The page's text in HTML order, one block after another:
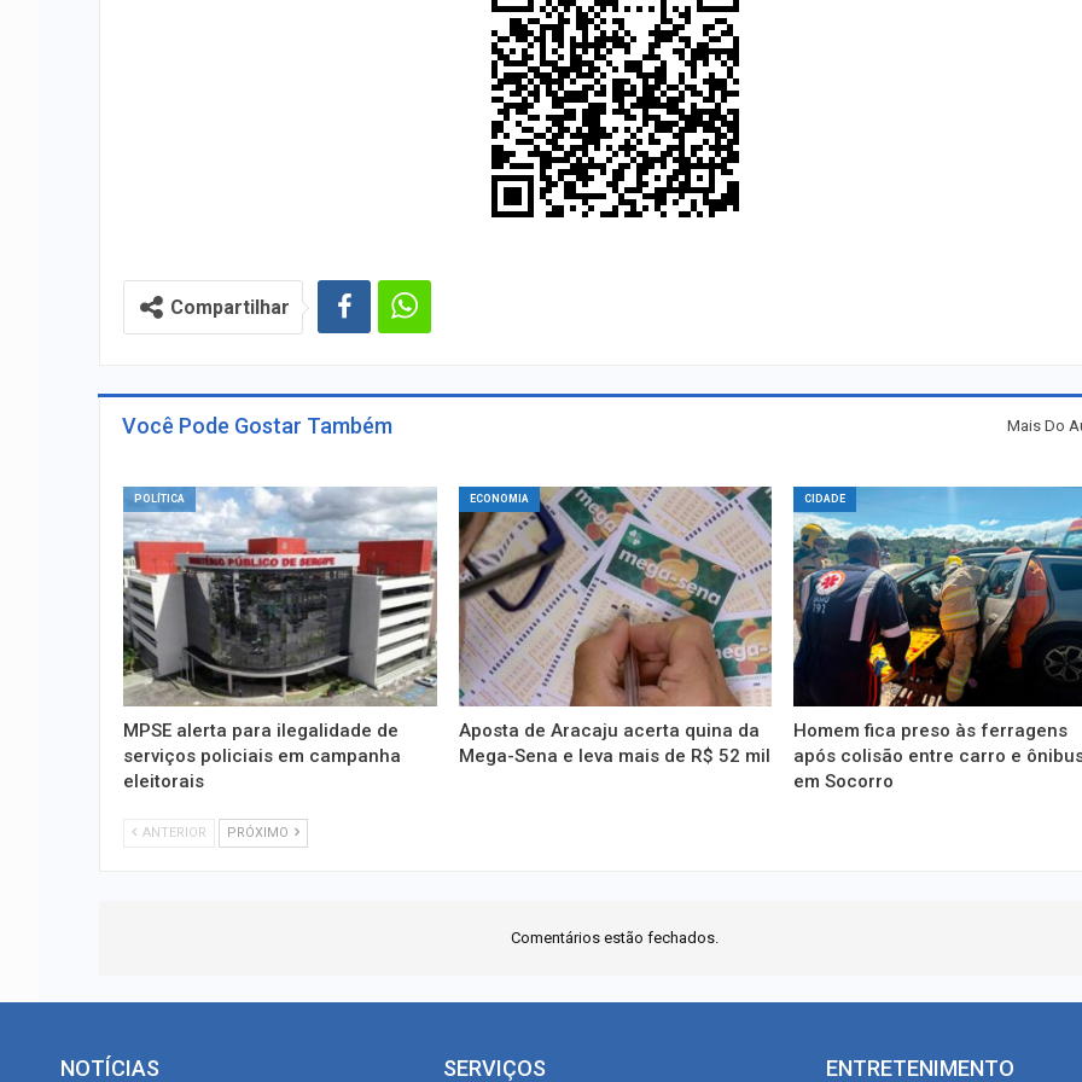
Compartilhar
Você Pode Gostar Também Mais Do
POLÍTICA
MPSE alerta para ilegalidade de
serviços policiais em campanha
eleitorais
ECONOMIA
Aposta de Aracaju acerta quina da
Mega-Sena e leva mais de R$ 52 mil
CIDADE
Homem fica preso às ferragens
após colisão entre carro e
em Socorro
ANTERIOR PRÓXIMO
Comentários estão fechados.
NOTÍCIAS SERVIÇOS ENTRETENIMENTO